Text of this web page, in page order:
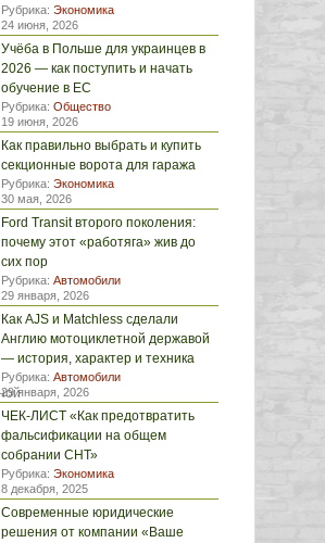
Рубрика: Экономика
24 июня, 2026
Учёба в Польше для украинцев в
2026 — как поступить и начать
обучение в ЕС
Рубрика: Общество
19 июня, 2026
Как правильно выбрать и купить
секционные ворота для гаража
Рубрика: Экономика
30 мая, 2026
Ford Transit второго поколения:
почему этот «работяга» жив до
сих пор
Рубрика: Автомобили
29 января, 2026
Как AJS и Matchless сделали
Англию мотоциклетной державой
— история, характер и техника
Рубрика: Автомобили
29 января, 2026
ЧЕК-ЛИСТ «Как предотвратить
фальсификации на общем
собрании СНТ»
Рубрика: Экономика
8 декабря, 2025
Современные юридические
решения от компании «Ваше